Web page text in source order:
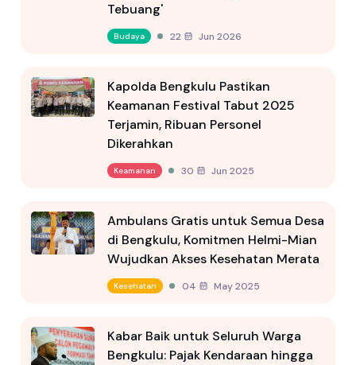
Tebuang'
Budaya 22 Jun 2026
Kapolda Bengkulu Pastikan
Keamanan Festival Tabut 2025
Terjamin, Ribuan Personel
Dikerahkan
Keamanan 30 Jun 2025
Ambulans Gratis untuk Semua Desa
di Bengkulu, Komitmen Helmi-Mian
Wujudkan Akses Kesehatan Merata
Kesehatan 04 May 2025
Kabar Baik untuk Seluruh Warga
Bengkulu: Pajak Kendaraan hingga